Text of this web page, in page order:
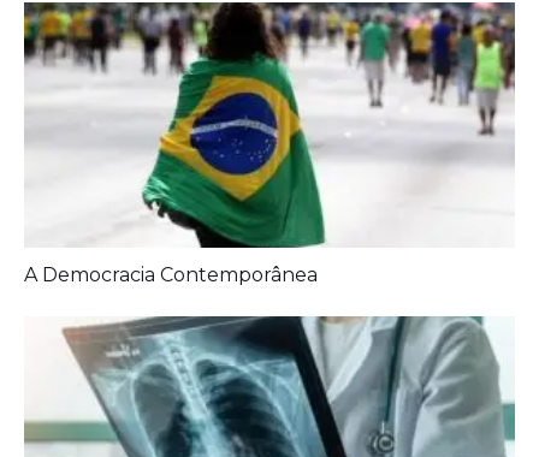
Diagnóstico tardio dá poucas chances de cura para
o câncer de pulmão